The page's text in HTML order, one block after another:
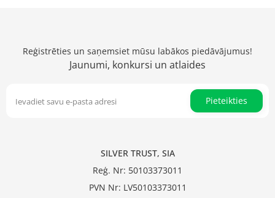
Reģistrēties un saņemsiet mūsu labākos piedāvājumus!
Jaunumi, konkursi un atlaides
Pieteikties
SILVER TRUST, SIA
Reģ. Nr: 50103373011
PVN Nr: LV50103373011